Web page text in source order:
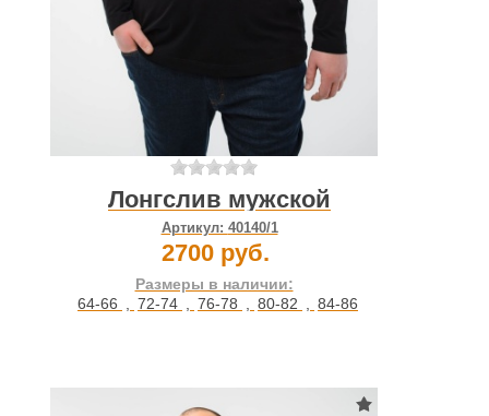
Лонгслив мужской
Артикул: 40140/1
2700 руб.
Размеры в наличии:
64-66 , 72-74 , 76-78 , 80-82 , 84-86